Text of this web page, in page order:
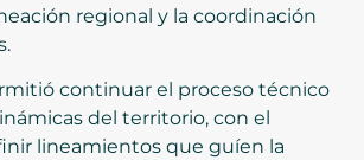
regional y la coordinación
continuar el proceso técnico
del territorio, con el
lineamientos que guíen la